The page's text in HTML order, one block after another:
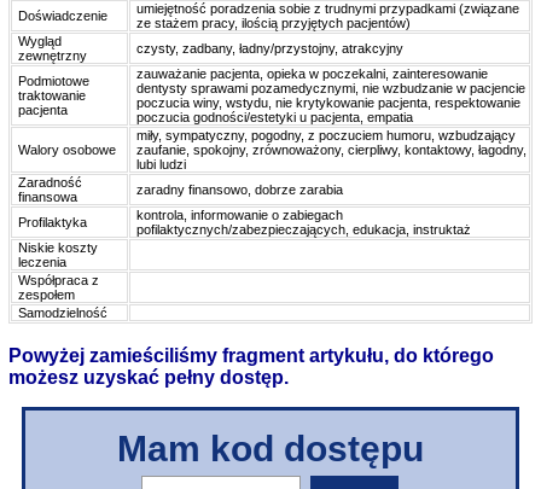
Doświadczenie
umiejętność poradzenia sobie z trudnymi przypadkami (związane
ze stażem pracy, ilością przyjętych pacjentów)
Wygląd
zewnętrzny
czysty, zadbany, ładny/przystojny, atrakcyjny
Podmiotowe
traktowanie
pacjenta
zauważanie pacjenta, opieka w poczekalni, zainteresowanie
dentysty sprawami pozamedycznymi, nie wzbudzanie w pacjencie
poczucia winy, wstydu, nie krytykowanie pacjenta, respektowanie
poczucia godności/estetyki u pacjenta, empatia
Walory osobowe
miły, sympatyczny, pogodny, z poczuciem humoru, wzbudzający
zaufanie, spokojny, zrównoważony, cierpliwy, kontaktowy, łagodny,
lubi ludzi
Zaradność
finansowa
zaradny finansowo, dobrze zarabia
Profilaktyka
kontrola, informowanie o zabiegach
pofilaktycznych/zabezpieczających, edukacja, instruktaż
Niskie koszty
leczenia
Współpraca z
zespołem
Samodzielność
Powyżej zamieściliśmy fragment artykułu, do którego
możesz uzyskać pełny dostęp.
Mam kod dostępu